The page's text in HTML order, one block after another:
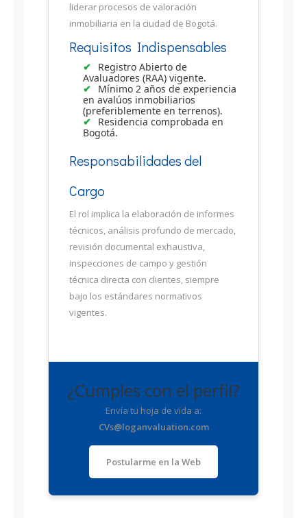
liderar procesos de valoración
inmobiliaria en la ciudad de Bogotá.
Requisitos Indispensables
Registro Abierto de
Avaluadores (RAA) vigente.
Mínimo 2 años de experiencia
en avalúos inmobiliarios
(preferiblemente en terrenos).
Residencia comprobada en
Bogotá.
Responsabilidades del
Cargo
El rol implica la elaboración de informes
técnicos, análisis profundo de mercado,
revisión documental exhaustiva,
inspecciones de campo y gestión
técnica directa con clientes, siempre
bajo los estándares normativos
vigentes.
¿Cumples con el perfil?
Envía tu hoja de vida a:
CVs@loganvaluation.com
Postularme en la Web